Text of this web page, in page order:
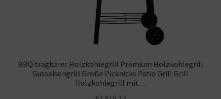
BBQ tragbarer Holzkohlegrill Premium Holzkohlegrill
Gusseisengrill Große Picknicks Patio Grill Grill
Holzkohlegrill mit…